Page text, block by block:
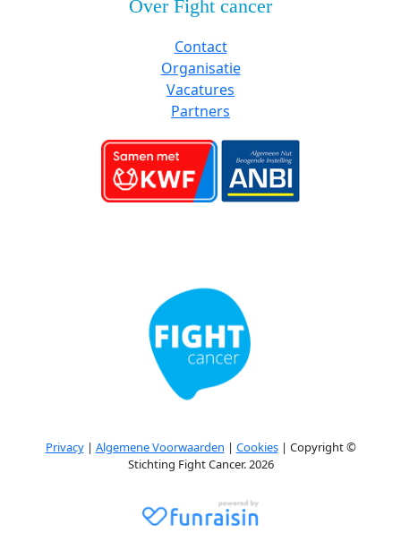
Over Fight cancer
Contact
Organisatie
Vacatures
Partners
Privacy| Algemene Voorwaarden | Cookies| Copyright ©
Stichting Fight Cancer. 2026